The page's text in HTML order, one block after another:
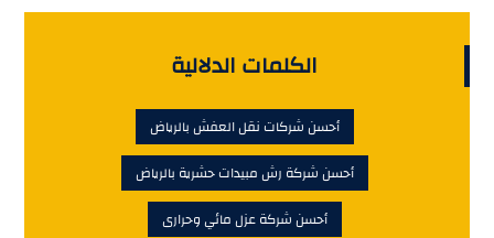
الكلمات الدلالية
أحسن شركات نقل العفش بالرياض
أحسن شركة رش مبيدات حشرية بالرياض
أحسن شركة عزل مائي وحرارى